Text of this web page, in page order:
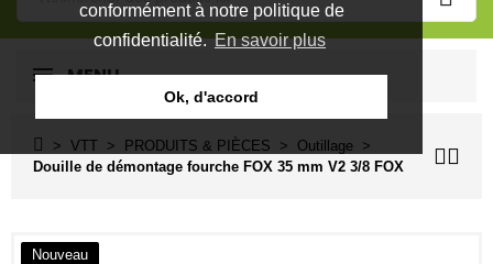
conformément à notre politique de
confidentialité.En savoir plus
Ok, d'accord
MENU
VTT PRODUITS & PIÈCES
Outillage
Douille de démontage fourche FOX 35 mm V2 3/8 FOX
Nouveau